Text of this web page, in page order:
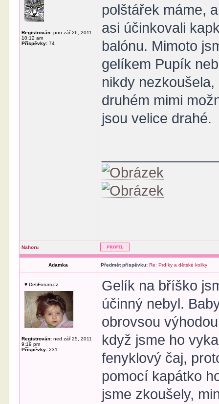
Registrován: pon zář 26, 2011
10:12 am
Příspěvky: 74
polštářek máme,
asi účinkovali
balónu. Mimoto
gelíkem Pupík
nikdy
druhém mimi
jsou velice drahé.
Nahoru
Adamka Předmět příspěvku: Re: Prdíky a dětské koliky
♥ DetiForum.cz
Registrován: ned zář 25, 2011
9:19 pm
Příspěvky: 231
Gelík na bříško
účinný nebyl.
obrovsou
když jsme ho
fenyklový čaj,
pomocí kapátko
jsme zkoušely,